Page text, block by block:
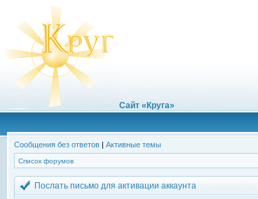
Сайт «Круга»
Сообщения без ответов | Активные темы
Список форумов
Послать письмо для активации аккаунта